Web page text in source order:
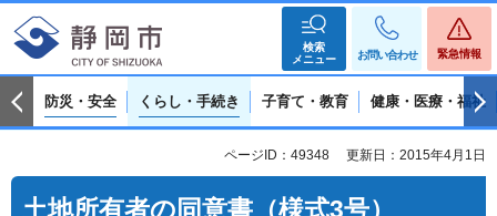
検索
メニュー
お問い合わせ 緊急情報
防災・安全 くらし・手続き 子育て・教育 健康・医療・福祉
ページID：49348 更新日：2015年4月1日
土地所有者の同意書（様式3号）